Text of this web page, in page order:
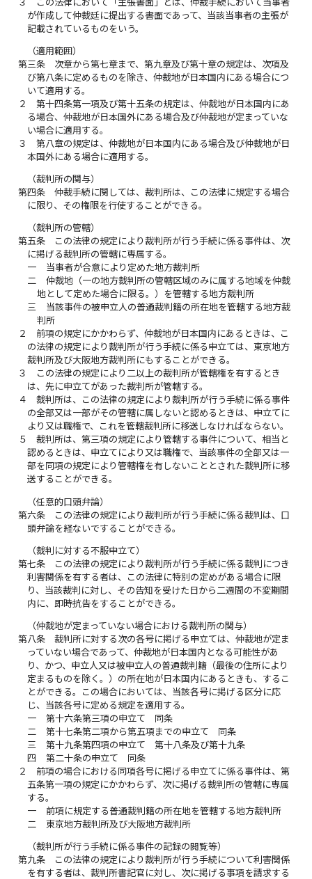
が作成して仲裁廷に提出する書面であって、当該当事者の主張が
記載されているものをいう。
（適用範囲）
第三条
次章から第七章まで、第九章及び第十章の規定は、次項及
び第八条に定めるものを除き、仲裁地が日本国内にある場合につ
いて適用する。
２
第十四条第一項及び第十五条の規定は、仲裁地が日本国内にあ
る場合、仲裁地が日本国外にある場合及び仲裁地が定まっていな
い場合に適用する。
３
第八章の規定は、仲裁地が日本国内にある場合及び仲裁地が日
本国外にある場合に適用する。
（裁判所の関与）
第四条
仲裁手続に関しては、裁判所は、この法律に規定する場合
に限り、その権限を行使することができる。
（裁判所の管轄）
第五条
この法律の規定により裁判所が行う手続に係る事件は、次
に掲げる裁判所の管轄に専属する。
一
当事者が合意により定めた地方裁判所
二
仲裁地（一の地方裁判所の管轄区域のみに属する地域を仲裁
地として定めた場合に限る。）を管轄する地方裁判所
三
当該事件の被申立人の普通裁判籍の所在地を管轄する地方裁
判所
２
前項の規定にかかわらず、仲裁地が日本国内にあるときは、こ
の法律の規定により裁判所が行う手続に係る申立ては、東京地方
裁判所及び大阪地方裁判所にもすることができる。
３
この法律の規定により二以上の裁判所が管轄権を有するとき
は、先に申立てがあった裁判所が管轄する。
４
裁判所は、この法律の規定により裁判所が行う手続に係る事件
の全部又は一部がその管轄に属しないと認めるときは、申立てに
より又は職権で、これを管轄裁判所に移送しなければならない。
５
裁判所は、第三項の規定により管轄する事件について、相当と
認めるときは、申立てにより又は職権で、当該事件の全部又は一
部を同項の規定により管轄権を有しないこととされた裁判所に移
送することができる。
（任意的口頭弁論）
第六条
この法律の規定により裁判所が行う手続に係る裁判は、口
頭弁論を経ないですることができる。
（裁判に対する不服申立て）
第七条
この法律の規定により裁判所が行う手続に係る裁判につき
利害関係を有する者は、この法律に特別の定めがある場合に限
り、当該裁判に対し、その告知を受けた日から二週間の不変期間
内に、即時抗告をすることができる。
（仲裁地が定まっていない場合における裁判所の関与）
第八条
裁判所に対する次の各号に掲げる申立ては、仲裁地が定ま
っていない場合であって、仲裁地が日本国内となる可能性があ
り、かつ、申立人又は被申立人の普通裁判籍（最後の住所により
定まるものを除く。）の所在地が日本国内にあるときも、するこ
とができる。この場合においては、当該各号に掲げる区分に応
じ、当該各号に定める規定を適用する。
一
第十六条第三項の申立て 同条
二
第十七条第二項から第五項までの申立て 同条
三
第十九条第四項の申立て 第十八条及び第十九条
四
第二十条の申立て 同条
２
前項の場合における同項各号に掲げる申立てに係る事件は、第
五条第一項の規定にかかわらず、次に掲げる裁判所の管轄に専属
する。
一
前項に規定する普通裁判籍の所在地を管轄する地方裁判所
二
東京地方裁判所及び大阪地方裁判所
（裁判所が行う手続に係る事件の記録の閲覧等）
第九条
この法律の規定により裁判所が行う手続について利害関係
を有する者は、裁判所書記官に対し、次に掲げる事項を請求する